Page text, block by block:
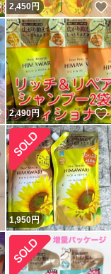
いいね！
2,450円
いいね！
2,490円
1,950円